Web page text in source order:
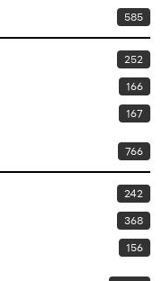
585
252
166
167
766
242
368
156